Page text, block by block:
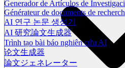
Generador de Artículos de
Générateur de documents de
AI 연구 논문 생성기
AI 研究論文生成器
Trình tạo bài báo nghiên cứu AI
论文生成器
論文ジェネレーター